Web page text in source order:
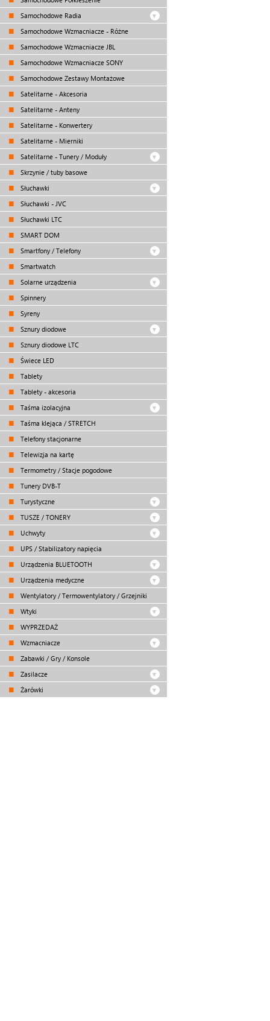
Samochodowe Radia
Samochodowe Wzmacniacze - Różne
Samochodowe Wzmacniacze JBL
Samochodowe Wzmacniacze SONY
Samochodowe Zestawy Montażowe
Satelitarne - Akcesoria
Satelitarne - Anteny
Satelitarne - Konwertery
Satelitarne - Mierniki
Satelitarne - Tunery / Moduły
Skrzynie / tuby basowe
Słuchawki
Słuchawki - JVC
Słuchawki LTC
SMART DOM
Smartfony / Telefony
Smartwatch
Solarne urządzenia
Spinnery
Syreny
Sznury diodowe
Sznury diodowe LTC
Świece LED
Tablety
Tablety - akcesoria
Taśma izolacyjna
Taśma klejąca / STRETCH
Telefony stacjonarne
Telewizja na kartę
Termometry / Stacje pogodowe
Tunery DVB-T
Turystyczne
TUSZE / TONERY
Uchwyty
UPS / Stabilizatory napięcia
Urządzenia BLUETOOTH
Urządzenia medyczne
Wentylatory / Termowentylatory / Grzejniki
Wtyki
WYPRZEDAŻ
Wzmacniacze
Zabawki / Gry / Konsole
Zasilacze
Żarówki